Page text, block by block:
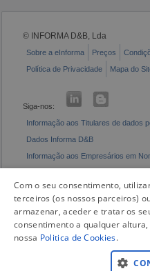
© INFORMA D&B, Lda
Sobre a eInforma Preços
Política de Privacidade
Mapa do
Siga-nos:
Informação aos Titulares de dados
Dados Informa D&B
Informação aos Empresários em
Com o seu consentimento,
terceiros (os nossos parceiros)
armazenar, aceder e tratar os
consentimento a qualquer
nossa Politica de Cookies.